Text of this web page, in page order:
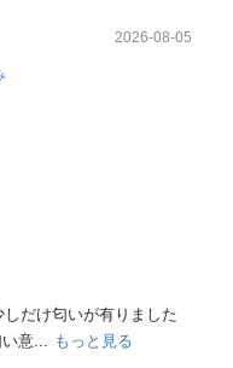
2026-08-05
だけ匂いが有りました
意...
もっと見る